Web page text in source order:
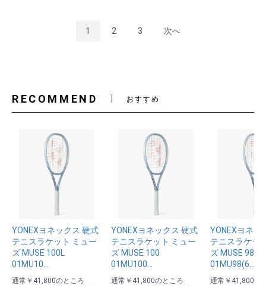
1 2 3 次へ
RECOMMEND おすすめ
YONEXヨネックス 硬式
テニスラケット ミュー
ズ MUSE 100L
01MU10…
通常 ￥41,800のところ
YONEXヨネックス 硬式
テニスラケット ミュー
ズ MUSE 100
01MU100…
通常 ￥41,800のところ
YONEXヨネッ
テニスラケッ
ズ MUSE 98
01MU98(6…
通常 ￥41,800